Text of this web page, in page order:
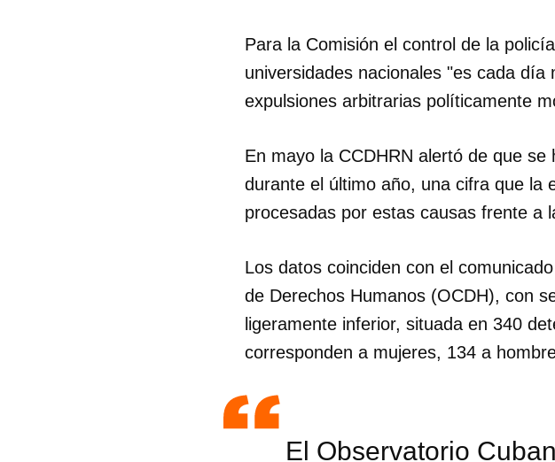
Para la Comisión el control de la
universidades nacionales "es cada
expulsiones arbitrarias políticamente
En mayo la CCDHRN alertó de que
durante el último año, una cifra que la
procesadas por estas causas frente a
Los datos coinciden con el
de Derechos Humanos (OCDH), con
ligeramente inferior, situada en 340
corresponden a mujeres, 134 a
El Observatorio